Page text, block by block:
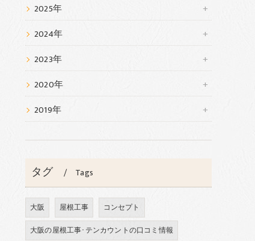
2025年
2024年
2023年
2020年
2019年
タグ Tags
大阪 屋根工事
コンセプト
大阪の屋根工事･テンカウントの口コミ情報